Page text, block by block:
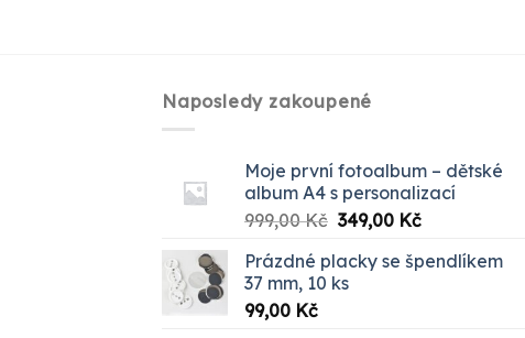
Naposledy zakoupené
Moje první fotoalbum – dětské
album A4 s personalizací
999,00Kč Původní
byla:
999,00 Kč.
349,00 KčAktuální
je:
Prázdné placky se špendlíkem
37 mm, 10 ks
99,00 Kč